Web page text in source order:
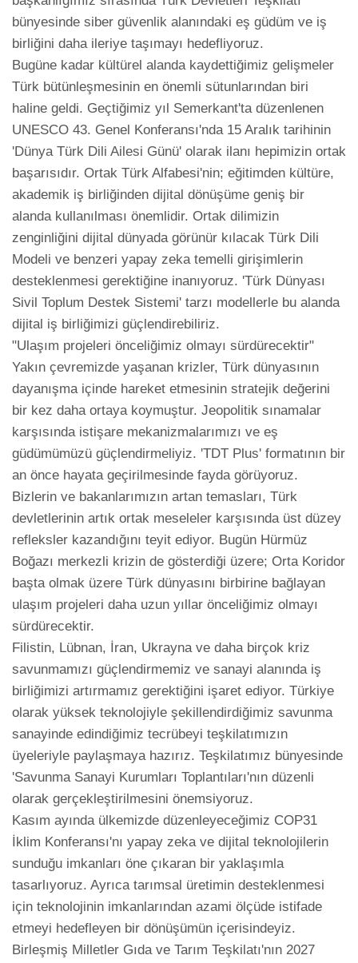
bünyesinde siber güvenlik alanındaki eş güdüm ve iş
birliğini daha ileriye taşımayı hedefliyoruz.
Bugüne kadar kültürel alanda kaydettiğimiz gelişmeler
Türk bütünleşmesinin en önemli sütunlarından biri
haline geldi. Geçtiğimiz yıl Semerkant'ta düzenlenen
UNESCO 43. Genel Konferansı'nda 15 Aralık tarihinin
'Dünya Türk Dili Ailesi Günü' olarak ilanı hepimizin ortak
başarısıdır. Ortak Türk Alfabesi'nin; eğitimden kültüre,
akademik iş birliğinden dijital dönüşüme geniş bir
alanda kullanılması önemlidir. Ortak dilimizin
zenginliğini dijital dünyada görünür kılacak Türk Dili
Modeli ve benzeri yapay zeka temelli girişimlerin
desteklenmesi gerektiğine inanıyoruz. 'Türk Dünyası
Sivil Toplum Destek Sistemi' tarzı modellerle bu alanda
dijital iş birliğimizi güçlendirebiliriz.
"Ulaşım projeleri önceliğimiz olmayı sürdürecektir"
Yakın çevremizde yaşanan krizler, Türk dünyasının
dayanışma içinde hareket etmesinin stratejik değerini
bir kez daha ortaya koymuştur. Jeopolitik sınamalar
karşısında istişare mekanizmalarımızı ve eş
güdümümüzü güçlendirmeliyiz. 'TDT Plus' formatının bir
an önce hayata geçirilmesinde fayda görüyoruz.
Bizlerin ve bakanlarımızın artan temasları, Türk
devletlerinin artık ortak meseleler karşısında üst düzey
refleksler kazandığını teyit ediyor. Bugün Hürmüz
Boğazı merkezli krizin de gösterdiği üzere; Orta Koridor
başta olmak üzere Türk dünyasını birbirine bağlayan
ulaşım projeleri daha uzun yıllar önceliğimiz olmayı
sürdürecektir.
Filistin, Lübnan, İran, Ukrayna ve daha birçok kriz
savunmamızı güçlendirmemiz ve sanayi alanında iş
birliğimizi artırmamız gerektiğini işaret ediyor. Türkiye
olarak yüksek teknolojiyle şekillendirdiğimiz savunma
sanayinde edindiğimiz tecrübeyi teşkilatımızın
üyeleriyle paylaşmaya hazırız. Teşkilatımız bünyesinde
'Savunma Sanayi Kurumları Toplantıları'nın düzenli
olarak gerçekleştirilmesini önemsiyoruz.
Kasım ayında ülkemizde düzenleyeceğimiz COP31
İklim Konferansı'nı yapay zeka ve dijital teknolojilerin
sunduğu imkanları öne çıkaran bir yaklaşımla
tasarlıyoruz. Ayrıca tarımsal üretimin desteklenmesi
için teknolojinin imkanlarından azami ölçüde istifade
etmeyi hedefleyen bir dönüşümün içerisindeyiz.
Birleşmiş Milletler Gıda ve Tarım Teşkilatı'nın 2027